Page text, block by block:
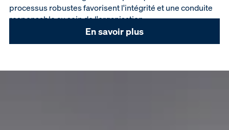
processus robustes favorisent l'intégrité et une conduite
responsable au sein de l'organisation.
En savoir plus